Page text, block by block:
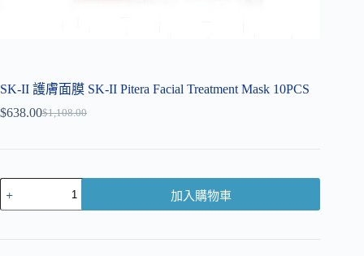
SK-II 護膚面膜 SK-II Pitera Facial Treatment Mask 10PCS
$1,108.00
$638.00
加入購物車